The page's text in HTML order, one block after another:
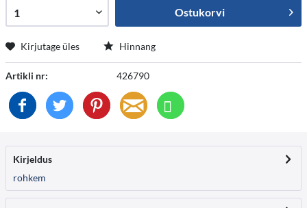
Ostukorvi
Kirjutage üles Hinnang
Artikli nr: 426790
Kirjeldus
rohkem